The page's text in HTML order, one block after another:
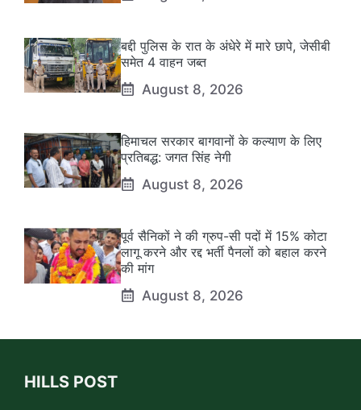
बद्दी पुलिस के रात के अंधेरे में मारे छापे, जेसीबी
समेत 4 वाहन जब्त
August 8, 2026
हिमाचल सरकार बागवानों के कल्याण के लिए
प्रतिबद्ध: जगत सिंह नेगी
August 8, 2026
पूर्व सैनिकों ने की ग्रुप-सी पदों में 15% कोटा
लागू करने और रद्द भर्ती पैनलों को बहाल करने
की मांग
August 8, 2026
HILLS POST